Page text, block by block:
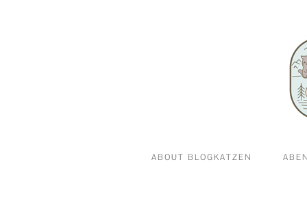
ABOUT BLOGKATZEN